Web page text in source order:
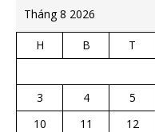
Tháng 8 2026
H B T
3
4 5
10
11 12